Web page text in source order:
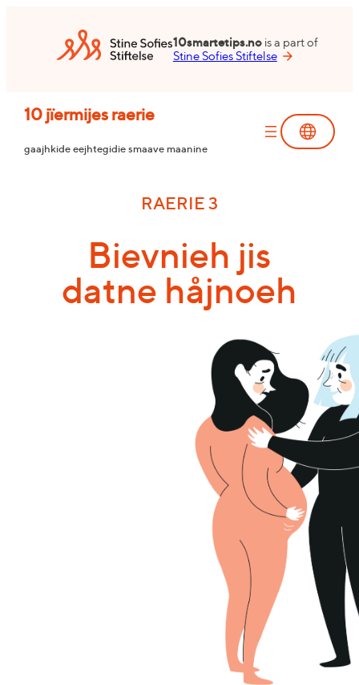
10smartetips.nois a part of
Stine Sofies Stiftelse
10 jïermijes raerie
gaajhkide eejhtegidie smaave maanine
RAERIE 3
Bievnieh jis
datne håjnoeh